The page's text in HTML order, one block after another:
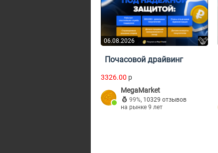
06.08.2026
Почасовой драйвинг
3326.00 p
MegaMarket
99%, 10329 отзывов
на рынке 9 лет